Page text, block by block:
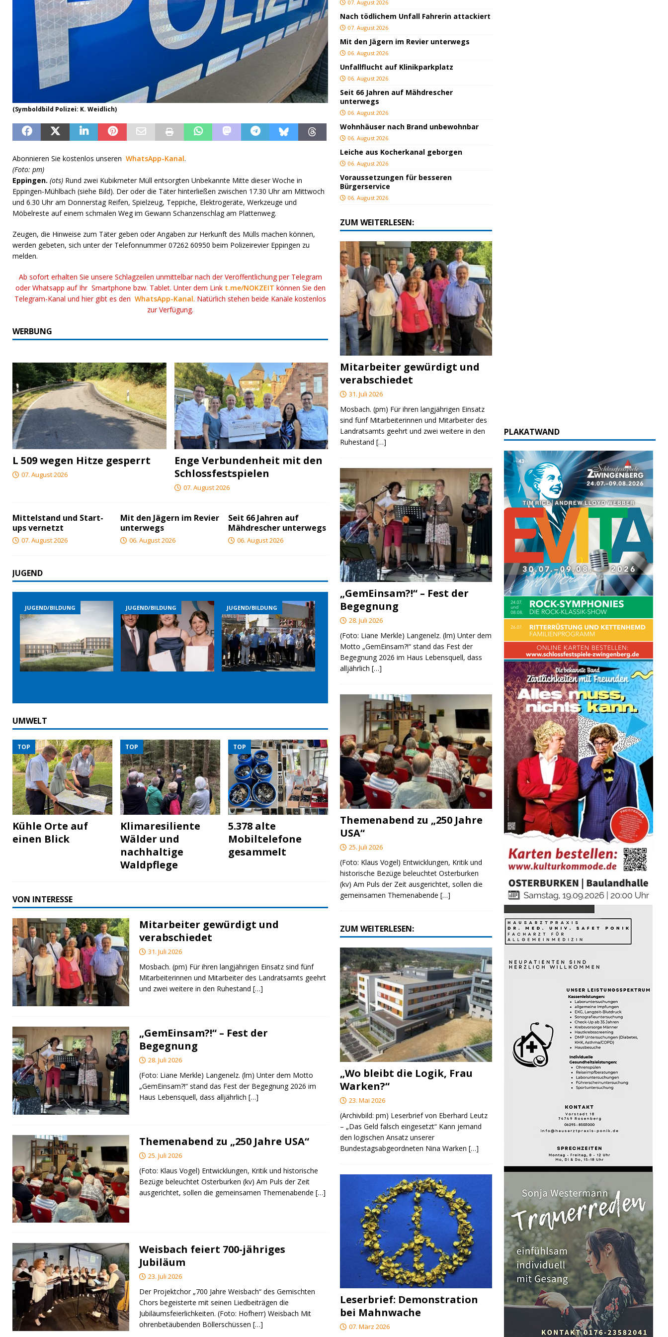
(Symboldbild Polizei: K. Weidlich)
Abonnieren Sie kostenlos unseren WhatsApp-Kanal.
(Foto: pm)
Eppingen. (ots) Rund zwei Kubikmeter Müll entsorgten Unbekannte Mitte dieser Woche in
Eppingen-Mühlbach (siehe Bild). Der oder die Täter hinterließen zwischen 17.30 Uhr am Mittwoch
und 6.30 Uhr am Donnerstag Reifen, Spielzeug, Teppiche, Elektrogeräte, Werkzeuge und
Möbelreste auf einem schmalen Weg im Gewann Schanzenschlag am Plattenweg.
Zeugen, die Hinweise zum Täter geben oder Angaben zur Herkunft des Mülls machen können,
werden gebeten, sich unter der Telefonnummer 07262 60950 beim Polizeirevier Eppingen zu
melden.
Ab sofort erhalten Sie unsere Schlagzeilen unmittelbar nach der Veröffentlichung per Telegram
oder Whatsapp auf Ihr Smartphone bzw. Tablet. Unter dem Link t.me/NOKZEIT können Sie den
Telegram-Kanal und hier gibt es denWhatsApp-Kanal. Natürlich stehen beide Kanäle kostenlos
zur Verfügung.
WERBUNG
L 509 wegen Hitze gesperrt
07. August 2026
Enge Verbundenheit mit den
Schlossfestspielen
07. August 2026
Mittelstand und Start-
ups vernetzt
07. August 2026
Mit den Jägern im Revier
unterwegs
06. August 2026
Seit 66 Jahren auf
Mähdrescher unterwegs
06. August 2026
JUGEND
JUGEND/BILDUNG JUGEND/BILDUNG JUGEND/BILDUNG JUGEND/BILDUNG
UMWELT
TOP
Kühle Orte auf
einen Blick
TOP
Klimaresiliente
Wälder und
nachhaltige
Waldpflege
TOP
5.378 alte
Mobiltelefone
gesammelt
VON INTERESSE
Mitarbeiter gewürdigt und
verabschiedet
31. Juli 2026
Mosbach. (pm) Für ihren langjährigen Einsatz sind fünf
Mitarbeiterinnen und Mitarbeiter des Landratsamts geehrt
und zwei weitere in den Ruhestand […]
„GemEinsam?!“ – Fest der
Begegnung
28. Juli 2026
(Foto: Liane Merkle) Langenelz. (lm) Unter dem Motto
„GemEinsam?!“ stand das Fest der Begegnung 2026 im
Haus Lebensquell, dass alljährlich […]
Themenabend zu „250 Jahre USA“
25. Juli 2026
(Foto: Klaus Vogel) Entwicklungen, Kritik und historische
Bezüge beleuchtet Osterburken (kv) Am Puls der Zeit
ausgerichtet, sollen die gemeinsamen Themenabende […]
Weisbach feiert 700-jähriges
Jubiläum
23. Juli 2026
Der Projektchor „700 Jahre Weisbach“ des Gemischten
Chors begeisterte mit seinen Liedbeiträgen die
Jubiläumsfeierlichkeiten. (Foto: Hofherr) Weisbach Mit
ohrenbetäubenden Böllerschüssen […]
07. August 2026
Nach tödlichem Unfall Fahrerin attackiert
07. August 2026
Mit den Jägern im Revier unterwegs
06. August 2026
Unfallflucht auf Klinikparkplatz
06. August 2026
Seit 66 Jahren auf Mähdrescher
unterwegs
06. August 2026
Wohnhäuser nach Brand unbewohnbar
06. August 2026
Leiche aus Kocherkanal geborgen
06. August 2026
Voraussetzungen für besseren
Bürgerservice
06. August 2026
ZUM WEITERLESEN:
Mitarbeiter gewürdigt und
verabschiedet
31. Juli 2026
Mosbach. (pm) Für ihren langjährigen Einsatz
sind fünf Mitarbeiterinnen und Mitarbeiter des
Landratsamts geehrt und zwei weitere in den
Ruhestand[…]
„GemEinsam?!“ – Fest der
Begegnung
28. Juli 2026
(Foto: Liane Merkle) Langenelz. (lm) Unter dem
Motto „GemEinsam?!“ stand das Fest der
Begegnung 2026 im Haus Lebensquell, dass
alljährlich[…]
Themenabend zu „250 Jahre
USA“
25. Juli 2026
(Foto: Klaus Vogel) Entwicklungen, Kritik und
historische Bezüge beleuchtet Osterburken
(kv) Am Puls der Zeit ausgerichtet, sollen die
gemeinsamen Themenabende[…]
ZUM WEITERLESEN:
„Wo bleibt die Logik, Frau
Warken?“
23. Mai 2026
(Archivbild: pm) Leserbrief von Eberhard Leutz
– „Das Geld falsch eingesetzt“ Kann jemand
den logischen Ansatz unserer
Bundestagsabgeordneten Nina Warken[…]
Leserbrief: Demonstration
bei Mahnwache
07. März 2026
PLAKATWAND